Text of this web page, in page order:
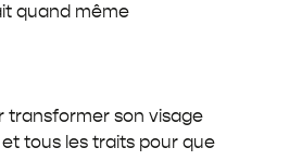
quand même
transformer son visage
tous les traits pour que